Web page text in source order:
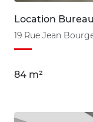
Location
19 Rue Jean
84 m²